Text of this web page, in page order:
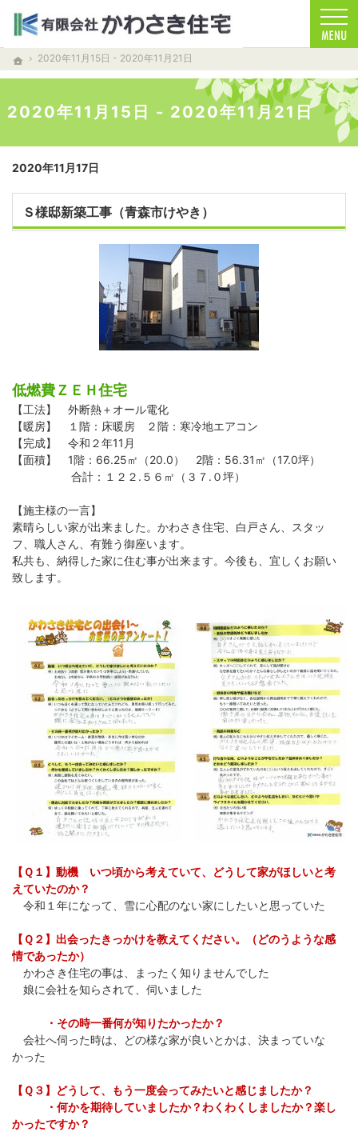
ホーム
2020年11月15日 - 2020年11月21日
2020年11月15日 - 2020年11月21日
お客様を笑顔する家づくりをします。注文住宅（青森・青森市）の工務店なら安心・信頼
注文住宅（青森・青森市）の工務店なら当店で家づくり
2020年11月17日
Ｓ様邸新築工事（青森市けやき）
低燃費ＺＥＨ住宅
【工法】 外断熱＋オール電化
【暖房】 １階：床暖房 ２階：寒冷地エアコン
【完成】 令和２年11月
【面積】 1階：66.25㎡（20.0） 2階：56.31㎡（17.0坪）
合計：１２２.５６㎡（３７.０坪）
【施主様の一言】
素晴らしい家が出来ました。かわさき住宅、白戸さん、スタッ
フ、職人さん、有難う御座います。
私共も、納得した家に住む事が出来ます。今後も、宜しくお願い
致します。
【Ｑ１】動機 いつ頃から考えていて、どうして家がほしいと考
えていたのか？
令和１年になって、雪に心配のない家にしたいと思っていた
【Ｑ２】出会ったきっかけを教えてください。（どのうような感
情であったか）
かわさき住宅の事は、まったく知りませんでした
娘に会社を知らされて、伺いました
・その時一番何が知りたかったか？
会社へ伺った時は、どの様な家が良いとかは、決まっていな
かった
【Ｑ３】どうして、もう一度会ってみたいと感じましたか？
・何かを期待していましたか？わくわくしましたか？楽し
かったですか？